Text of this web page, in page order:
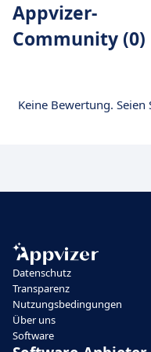
Appvizer-
Community (0)
Keine Bewertung.
Datenschutz
Transparenz
Nutzungsbedingungen
Über uns
Software